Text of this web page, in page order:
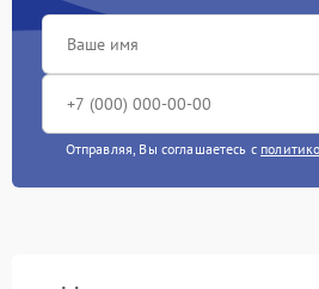
Отправляя, Вы соглашаетесь с